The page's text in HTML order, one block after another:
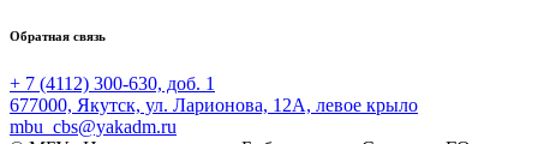
Обратная связь
+ 7 (4112) 300-630, доб. 1
677000, Якутск, ул. Ларионова, 12А, левое крыло
mbu_cbs@yakadm.ru